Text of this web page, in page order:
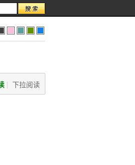
红 蓝 绿 蓝
| 下拉阅读